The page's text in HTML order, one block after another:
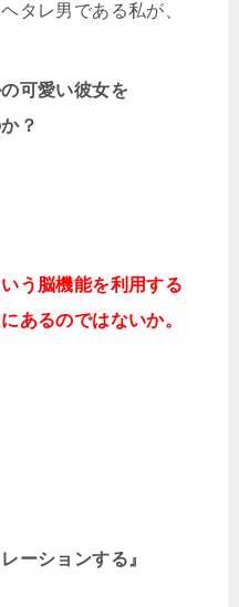
タレ男である私が、
可愛い彼女を
？
う脳機能を利用する
あるのではないか。
ーションする』